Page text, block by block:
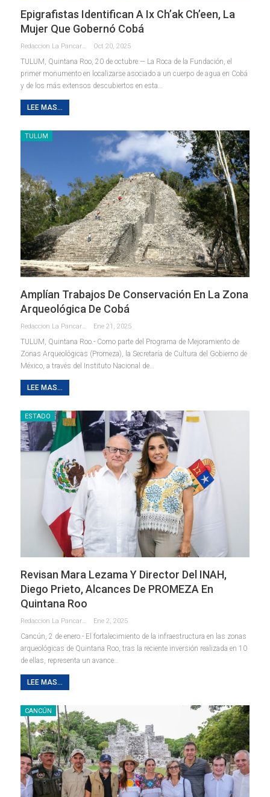
Epigrafistas Identifican A Ix Ch’ak Ch’een, La
Mujer Que Gobernó Cobá
Redaccion La Pancarta De Quintana Roo Oct 20, 2025
TULUM, Quintana Roo, 20 de octubre.— La Roca de la Fundación, el
primer monumento en localizarse asociado a un cuerpo de agua en Cobá
y de los más extensos descubiertos en esta…
LEE MAS...
TULUM
Amplían Trabajos De Conservación En La Zona
Arqueológica De Cobá
Redaccion La Pancarta De Quintana Roo Ene 21, 2025
TULUM, Quintana Roo.- Como parte del Programa de Mejoramiento de
Zonas Arqueológicas (Promeza), la Secretaría de Cultura del Gobierno de
México, a través del Instituto Nacional de…
LEE MAS...
ESTADO
Revisan Mara Lezama Y Director Del INAH,
Diego Prieto, Alcances De PROMEZA En
Quintana Roo
Redaccion La Pancarta De Quintana Roo Ene 2, 2025
Cancún, 2 de enero.- El fortalecimiento de la infraestructura en las zonas
arqueológicas de Quintana Roo, tras la reciente inversión realizada en 10
de ellas, representa un avance…
LEE MAS...
CANCÚN